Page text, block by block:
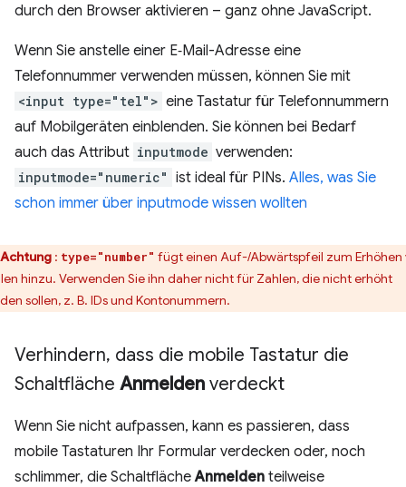
durch den Browser aktivieren – ganz ohne JavaScript.
Wenn Sie anstelle einer E‑Mail-Adresse eine
Telefonnummer verwenden müssen, können Sie mit
<input type="tel"> eine Tastatur für Telefonnummern
auf Mobilgeräten einblenden. Sie können bei Bedarf
auch das Attribut inputmode verwenden:
inputmode="numeric" ist ideal für PINs. Alles, was Sie
schon immer über inputmode wissen wollten
Achtung : type="number" fügt einen Auf-/Abwärtspfeil zum Erhöhen
hinzu. Verwenden Sie ihn daher nicht für Zahlen, die nicht erhöht
sollen, z. B. IDs und Kontonummern.
Verhindern, dass die mobile Tastatur die
Schaltfläche Anmelden verdeckt
Wenn Sie nicht aufpassen, kann es passieren, dass
mobile Tastaturen Ihr Formular verdecken oder, noch
schlimmer, die SchaltflächeAnmelden teilweise